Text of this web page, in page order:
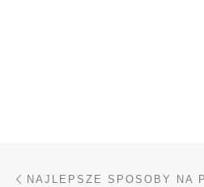
Nawigacja wpisu